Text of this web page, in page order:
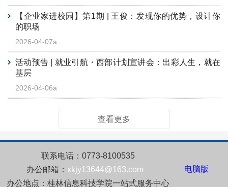
【企业家进校园】第1期 | 王俊：发现你的优势，设计你
的职场
2026-04-07a
活动预告 | 就业引航・西部计划宣讲会：出彩人生，就在
基层
2026-04-06a
查看更多
联系电话：0773-8100535
办公邮箱 ： xkjy13644@163.com
办公地点：桂林信息科技学院一站式服务中心
电脑版